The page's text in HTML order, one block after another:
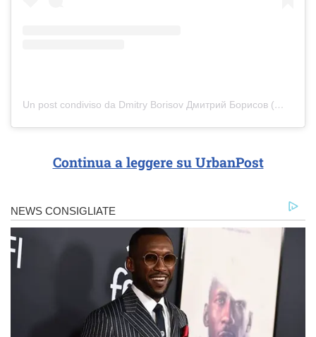
Un post condiviso da Dmitry Borisov Дмитрий Борисов (@ddborisov)
Continua a leggere su UrbanPost